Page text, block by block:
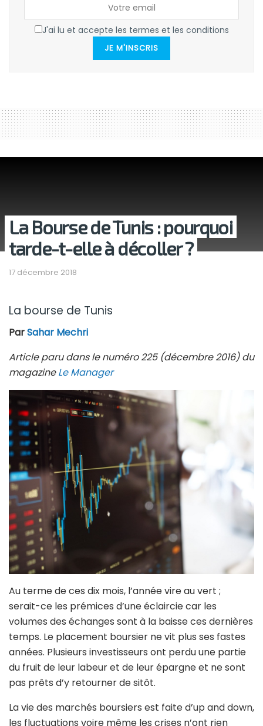
J'ai lu et accepte les termes et les conditions
JE M'INSCRIS
La Bourse de Tunis : pourquoi
tarde-t-elle à décoller ?
17 décembre 2018
La bourse de Tunis
ParSahar Mechri
Article paru dans le numéro 225 (décembre 2016) du
magazineLe Manager
Au terme de ces dix mois, l’année vire au vert ;
serait-ce les prémices d’une éclaircie car les
volumes des échanges sont à la baisse ces dernières
temps. Le placement boursier ne vit plus ses fastes
années. Plusieurs investisseurs ont perdu une partie
du fruit de leur labeur et de leur épargne et ne sont
pas prêts d’y retourner de sitôt.
La vie des marchés boursiers est faite d’up and down,
les fluctuations voire même les crises n’ont rien